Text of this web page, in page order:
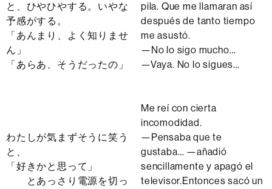
と、ひやひやする。いやな
予感がする。
「あんまり、よく知りませ
ん」
「あらあ、そうだったの」
pila. Que me llamaran así
después de tanto tiempo
me asustó.
—No lo sigo mucho…
—Vaya. No lo sigues…
わたしが気まずそうに笑う
と、
「好きかと思って」
とあっさり電源を切っ
Me reí con cierta
incomodidad.
—Pensaba que te
gustaba… —añadió
sencillamente y apagó el
televisor.Entonces sacó un